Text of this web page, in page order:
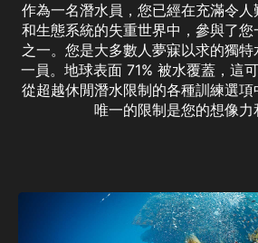
作為一名潛水員，您已經在充滿令
和生態系統的失重世界中，參與了
之一。您是大多數人夢寐以求的獨
一員。地球表面 71% 被水覆蓋，這可
從超越休閒潛水限制的各種訓練選
唯一的限制是您的想像力